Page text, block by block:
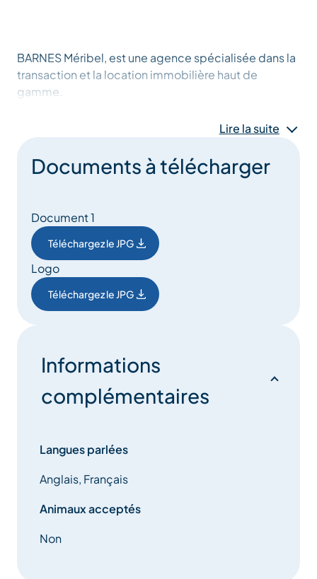
BARNES Méribel, est une agence spécialisée dans la
transaction et la location immobilière haut de
gamme.
Nos conseillers vous accompagneront avec
ventes, défiscalisations immobilières et location de
votre bien.
Parce que l’immobilier est notre passion, votre
collaboration deviendra notre priorité dans le souci
de défendre au mieux vos intérêts avec le sentiment
du devoir accompli.
Lire la suite
Documents à télécharger
Document 1
Téléchargez le JPG
Logo
Téléchargez le JPG
Informations
complémentaires
Langues parlées
Anglais, Français
Animaux acceptés
Non